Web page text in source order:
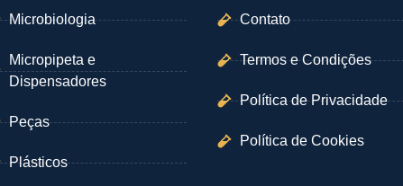
Microbiologia
Micropipeta e
Dispensadores
Peças
Plásticos
Contato
Termos e Condições
Política de Privacidade
Política de Cookies